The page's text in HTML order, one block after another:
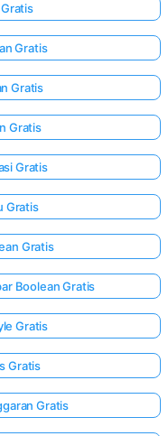
Gratis
Gratis
Gratis
Gratis
Gratis
Gratis
Boolean Gratis
Gratis
Gratis
Gratis